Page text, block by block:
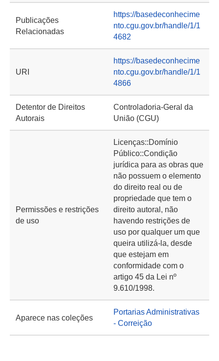
Publicações
Relacionadas
https://basedeconhecime
nto.cgu.gov.br/handle/1/1
4682
URI
https://basedeconhecime
nto.cgu.gov.br/handle/1/1
4866
Detentor de Direitos
Autorais
Controladoria-Geral da
União (CGU)
Permissões e restrições
de uso
Licenças::Domínio
Público::Condição
jurídica para as obras que
não possuem o elemento
do direito real ou de
propriedade que tem o
direito autoral, não
havendo restrições de
uso por qualquer um que
queira utilizá-la, desde
que estejam em
conformidade com o
artigo 45 da Lei nº
9.610/1998.
Aparece nas coleções
Portarias Administrativas
- Correição